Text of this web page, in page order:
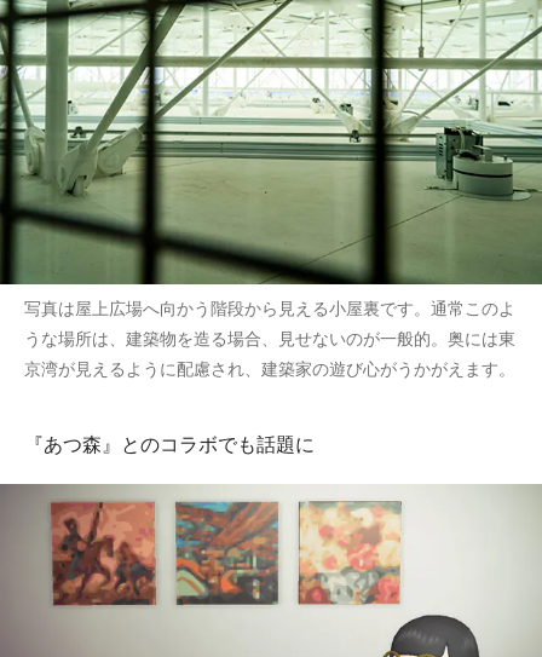
写真は屋上広場へ向かう階段から見える小屋裏です。通常このよ
うな場所は、建築物を造る場合、見せないのが一般的。奥には東
京湾が見えるように配慮され、建築家の遊び心がうかがえます。
『あつ森』とのコラボでも話題に